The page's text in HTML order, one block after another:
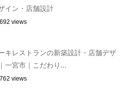
イン・店舗設計
views
キレストランの新築設計・店舗デザ
一宮市｜こだわり...
views